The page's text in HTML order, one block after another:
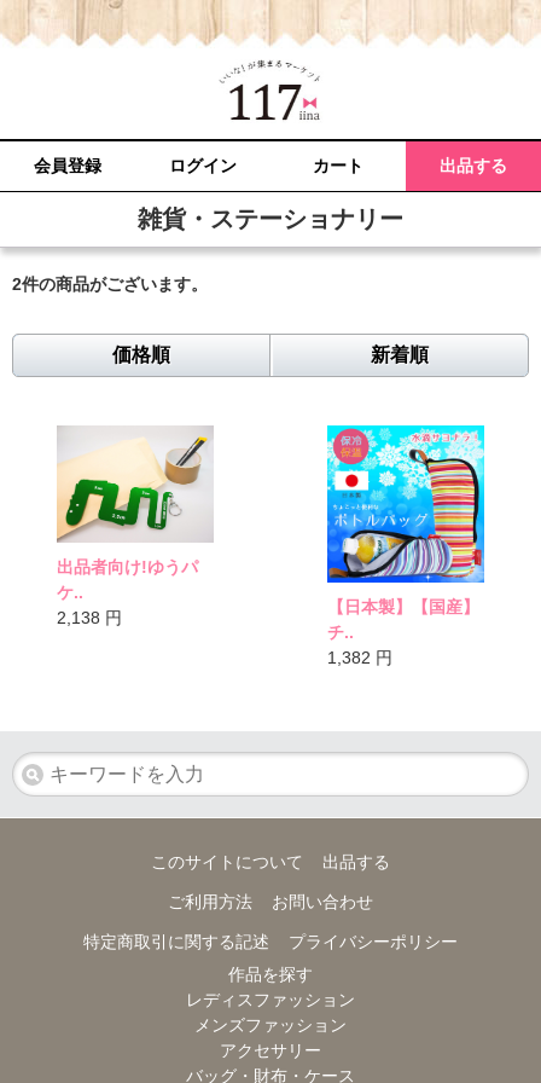
会員登録 ログイン カート 出品する
雑貨・ステーショナリー
2件の商品がございます。
価格順 新着順
出品者向け!ゆうパ
ケ..
2,138 円
【日本製】【国産】
チ..
1,382 円
このサイトについて 出品する
ご利用方法 お問い合わせ
特定商取引に関する記述
プライバシーポリシー
作品を探す
レディスファッション
メンズファッション
アクセサリー
バッグ・財布・ケース